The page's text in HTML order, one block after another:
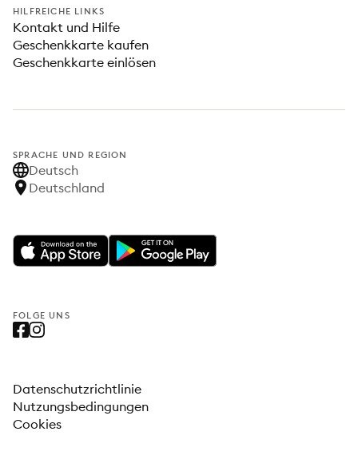
HILFREICHE LINKS
Kontakt und Hilfe
Geschenkkarte kaufen
Geschenkkarte einlösen
SPRACHE UND REGION
Deutsch
Deutschland
FOLGE UNS
Datenschutzrichtlinie
Nutzungsbedingungen
Cookies